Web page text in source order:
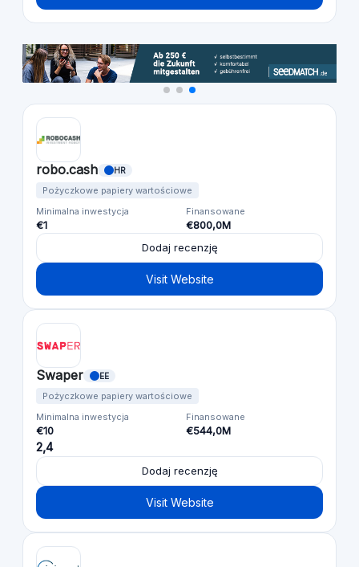
robo.cash HR
Pożyczkowe papiery wartościowe
Minimalna inwestycja
€1
Finansowane
€800,0M
Dodaj recenzję
Visit Website
Swaper EE
Pożyczkowe papiery wartościowe
Minimalna inwestycja
€10
Finansowane
€544,0M
2,4
Dodaj recenzję
Visit Website